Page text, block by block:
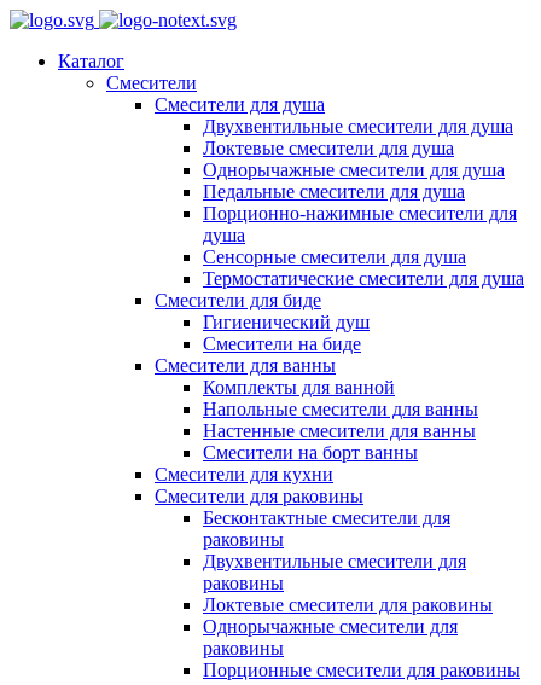
Каталог
Смесители
Смесители для душа
Двухвентильные смесители для душа
Локтевые смесители для душа
Однорычажные смесители для душа
Педальные смесители для душа
Порционно-нажимные смесители для
душа
Сенсорные смесители для душа
Термостатические смесители для душа
Смесители для биде
Гигиенический душ
Смесители на биде
Смесители для ванны
Комплекты для ванной
Напольные смесители для ванны
Настенные смесители для ванны
Смесители на борт ванны
Смесители для кухни
Смесители для раковины
Бесконтактные смесители для
раковины
Двухвентильные смесители для
раковины
Локтевые смесители для раковины
Однорычажные смесители для
раковины
Порционные смесители для раковины